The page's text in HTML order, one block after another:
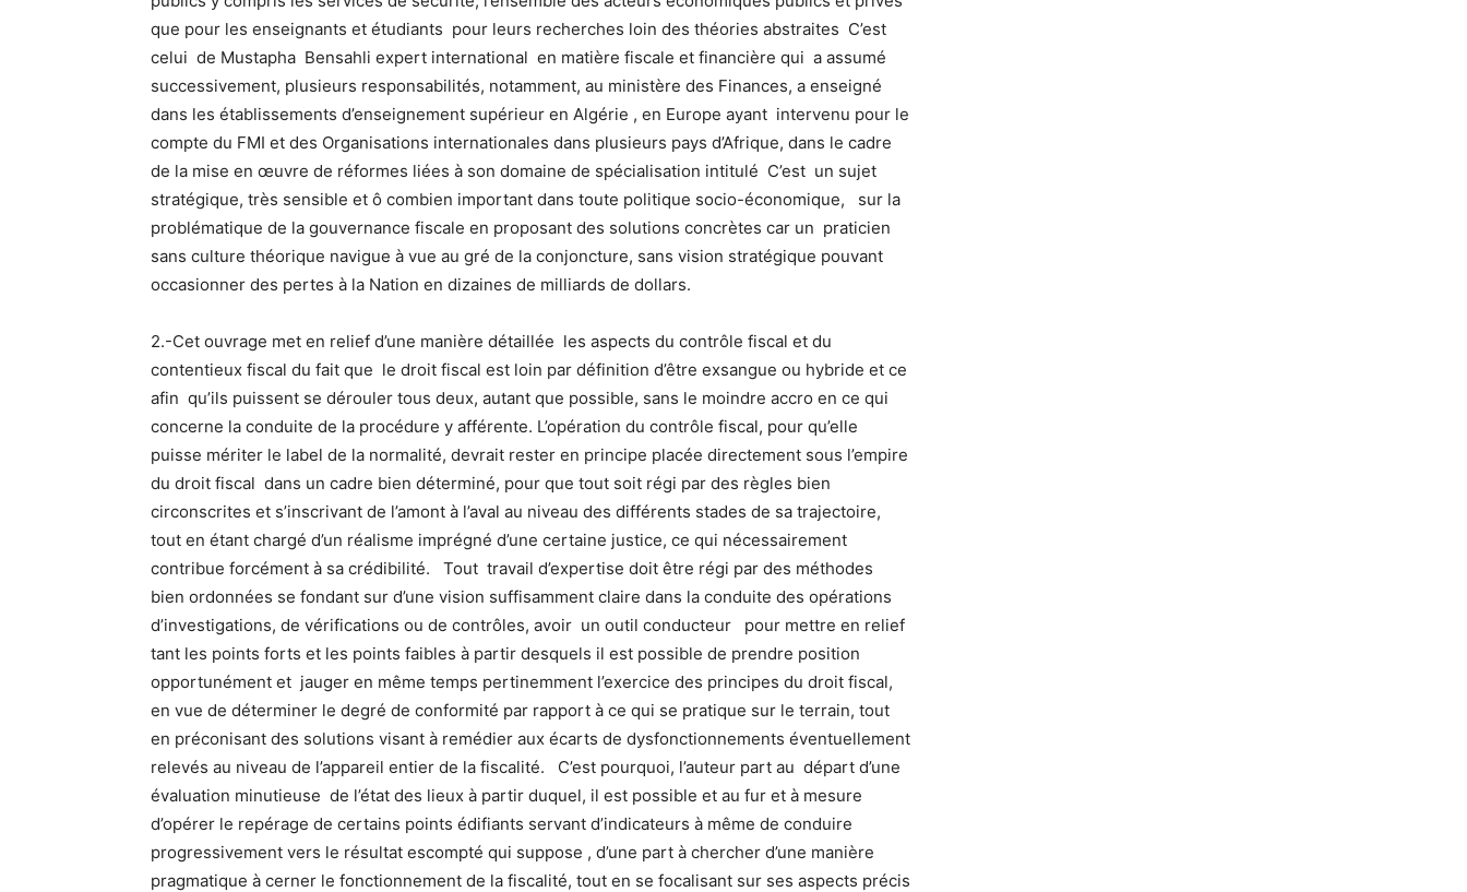
que pour les enseignants et étudiants pour leurs recherches loin des théories abstraites C’est
celui de Mustapha Bensahli expert international en matière fiscale et financière qui a assumé
successivement, plusieurs responsabilités, notamment, au ministère des Finances, a enseigné
dans les établissements d’enseignement supérieur en Algérie , en Europe ayant intervenu pour le
compte du FMI et des Organisations internationales dans plusieurs pays d’Afrique, dans le cadre
de la mise en œuvre de réformes liées à son domaine de spécialisation intitulé C’est un sujet
stratégique, très sensible et ô combien important dans toute politique socio-économique, sur la
problématique de la gouvernance fiscale en proposant des solutions concrètes car un praticien
sans culture théorique navigue à vue au gré de la conjoncture, sans vision stratégique pouvant
occasionner des pertes à la Nation en dizaines de milliards de dollars.
2.-Cet ouvrage met en relief d’une manière détaillée les aspects du contrôle fiscal et du
contentieux fiscal du fait que le droit fiscal est loin par définition d’être exsangue ou hybride et ce
afin qu’ils puissent se dérouler tous deux, autant que possible, sans le moindre accro en ce qui
concerne la conduite de la procédure y afférente. L’opération du contrôle fiscal, pour qu’elle
puisse mériter le label de la normalité, devrait rester en principe placée directement sous l’empire
du droit fiscal dans un cadre bien déterminé, pour que tout soit régi par des règles bien
circonscrites et s’inscrivant de l’amont à l’aval au niveau des différents stades de sa trajectoire,
tout en étant chargé d’un réalisme imprégné d’une certaine justice, ce qui nécessairement
contribue forcément à sa crédibilité. Tout travail d’expertise doit être régi par des méthodes
bien ordonnées se fondant sur d’une vision suffisamment claire dans la conduite des opérations
d’investigations, de vérifications ou de contrôles, avoir un outil conducteur pour mettre en relief
tant les points forts et les points faibles à partir desquels il est possible de prendre position
opportunément et jauger en même temps pertinemment l’exercice des principes du droit fiscal,
en vue de déterminer le degré de conformité par rapport à ce qui se pratique sur le terrain, tout
en préconisant des solutions visant à remédier aux écarts de dysfonctionnements éventuellement
relevés au niveau de l’appareil entier de la fiscalité. C’est pourquoi, l’auteur part au départ d’une
évaluation minutieuse de l’état des lieux à partir duquel, il est possible et au fur et à mesure
d’opérer le repérage de certains points édifiants servant d’indicateurs à même de conduire
progressivement vers le résultat escompté qui suppose , d’une part à chercher d’une manière
pragmatique à cerner le fonctionnement de la fiscalité, tout en se focalisant sur ses aspects précis